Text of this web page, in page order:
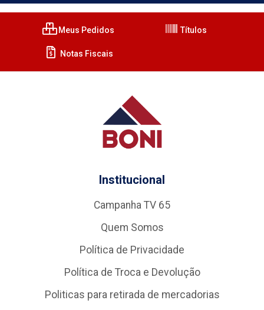
Meus Pedidos Títulos
Notas Fiscais
Institucional
Campanha TV 65
Quem Somos
Política de Privacidade
Política de Troca e Devolução
Politicas para retirada de mercadorias